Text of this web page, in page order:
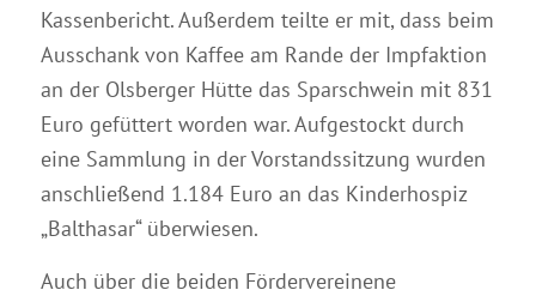
Kassenbericht. Außerdem teilte er mit, dass beim
Ausschank von Kaffee am Rande der Impfaktion
an der Olsberger Hütte das Sparschwein mit 831
Euro gefüttert worden war. Aufgestockt durch
eine Sammlung in der Vorstandssitzung wurden
anschließend 1.184 Euro an das Kinderhospiz
„Balthasar“ überwiesen.
Auch über die beiden Fördervereinene